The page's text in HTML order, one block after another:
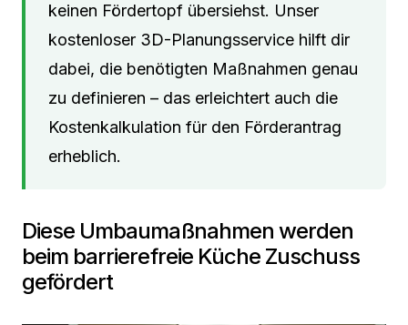
keinen Fördertopf übersiehst. Unser
kostenloser 3D-Planungsservice hilft dir
dabei, die benötigten Maßnahmen genau
zu definieren – das erleichtert auch die
Kostenkalkulation für den Förderantrag
erheblich.
Diese Umbaumaßnahmen werden
beim barrierefreie Küche Zuschuss
gefördert